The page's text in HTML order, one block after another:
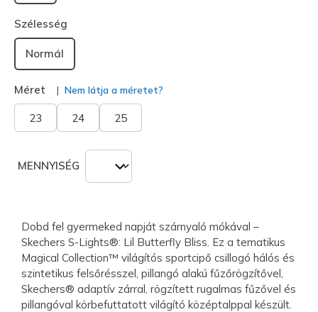
kiválasztva
Szélesség
Normál
Méret Nem látja a méretet?
23 24 25
MENNYISÉG
Dobd fel gyermeked napját szárnyaló mókával –
Skechers S-Lights®: Lil Butterfly Bliss. Ez a tematikus
Magical Collection™ világítós sportcipő csillogó hálós és
szintetikus felsőrésszel, pillangó alakú fűzőrögzítővel,
Skechers® adaptív zárral, rögzített rugalmas fűzővel és
pillangóval körbefuttatott világító középtalppal készült.